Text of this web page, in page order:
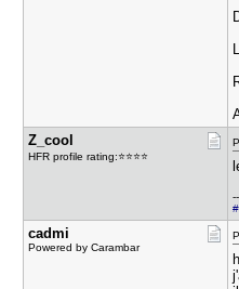
Z_cool
HFR profile rating:⭐⭐⭐⭐
cadmi
Powered by Carambar